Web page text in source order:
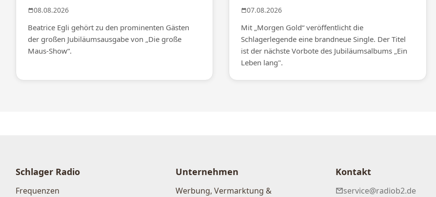
08.08.2026
Beatrice Egli gehört zu den prominenten Gästen
der großen Jubiläumsausgabe von „Die große
Maus-Show“.
07.08.2026
Mit „Morgen Gold“ veröffentlicht die
Schlagerlegende eine brandneue Single. Der Titel
ist der nächste Vorbote des Jubiläumsalbums „Ein
Leben lang".
Schlager Radio
Frequenzen
Unternehmen
Werbung, Vermarktung &
Kontakt
service@radiob2.de